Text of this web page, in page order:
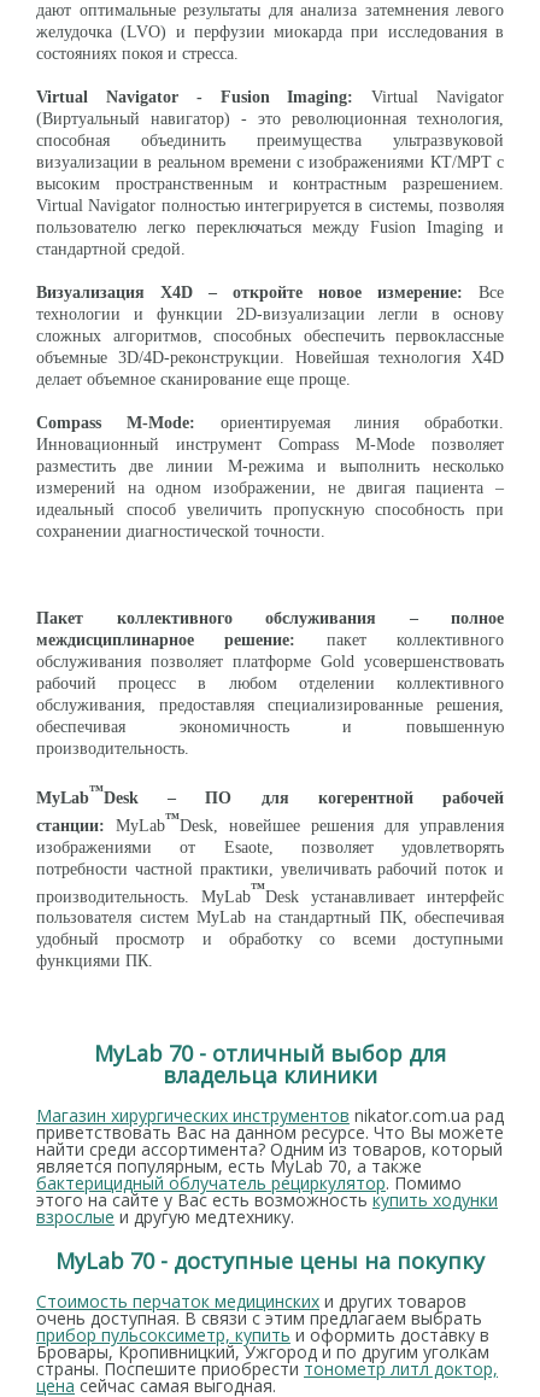
дают оптимальные результаты для анализа затемнения левого
желудочка (LVO) и перфузии миокарда при исследования в
состояниях покоя и стресса.
Virtual Navigator- FusionImaging:Virtual Navigator
(Виртуальный навигатор) - это революционная технология,
способная объединить преимущества ультразвуковой
визуализации в реальном времени с изображениями КТ/МРТ с
высоким пространственным и контрастным разрешением.
Virtual Navigator полностью интегрируется в системы, позволяя
пользователю легко переключаться между Fusion Imaging и
стандартной средой.
Визуализация X4D – откройте новое измерение: Все
технологии и функции 2D-визуализации легли в основу
сложных алгоритмов, способных обеспечить первоклассные
объемные 3D/4D-реконструкции. Новейшая технология X4D
делает объемное сканирование еще проще.
Compass M-Mode: ориентируемая линия обработки.
Инновационный инструмент Compass M-Mode позволяет
разместить две линии М-режима и выполнить несколько
измерений на одном изображении, не двигая пациента –
идеальный способ увеличить пропускную способность при
сохранении диагностической точности.
Пакет коллективного обслуживания – полное
междисциплинарное решение: пакет коллективного
обслуживания позволяет платформе Gold усовершенствовать
рабочий процесс в любом отделении коллективного
обслуживания, предоставляя специализированные решения,
обеспечивая экономичность и повышенную
производительность.
MyLab™Desk – ПО для когерентной рабочей
станции: MyLab™Desk, новейшее решения для управления
изображениями от Esaote, позволяет удовлетворять
потребности частной практики, увеличивать рабочий поток и
производительность. MyLab™Desk устанавливает интерфейс
пользователя систем MyLab на стандартный ПК, обеспечивая
удобный просмотр и обработку со всеми доступными
функциями ПК.
MyLab 70 - отличный выбор для
владельца клиники
Магазин хирургических инструментов nikator.com.ua рад
приветствовать Вас на данном ресурсе. Что Вы можете
найти среди ассортимента? Одним из товаров, который
является популярным, есть MyLab 70, а также
бактерицидный облучатель рециркулятор. Помимо
этого на сайте у Вас есть возможность купить ходунки
взрослые и другую медтехнику.
MyLab 70 - доступные цены на покупку
Стоимость перчаток медицинских и других товаров
очень доступная. В связи с этим предлагаем выбрать
прибор пульсоксиметр, купить и оформить доставку в
Бровары, Кропивницкий, Ужгород и по другим уголкам
страны. Поспешите приобрести тонометр литл доктор,
цена сейчас самая выгодная.